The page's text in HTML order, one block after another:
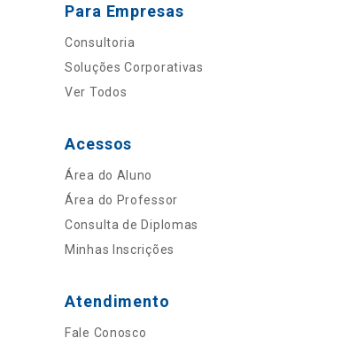
Para Empresas
Consultoria
Soluções Corporativas
Ver Todos
Acessos
Área do Aluno
Área do Professor
Consulta de Diplomas
Minhas Inscrições
Atendimento
Fale Conosco